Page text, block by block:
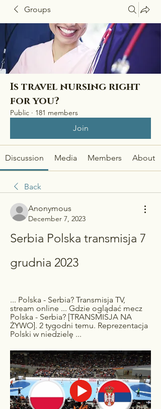
Groups
Is travel nursing right
for you?
Public · 181 members
Join
Discussion Media Members About
Back
Anonymous
December 7, 2023
Serbia Polska transmisja 7
grudnia 2023
... Polska - Serbia? Transmisja TV,
stream online ... Gdzie oglądać mecz
Polska - Serbia? [TRANSMISJA NA
ŻYWO]. 2 tygodni temu. Reprezentacja
Polski w niedzielę ...